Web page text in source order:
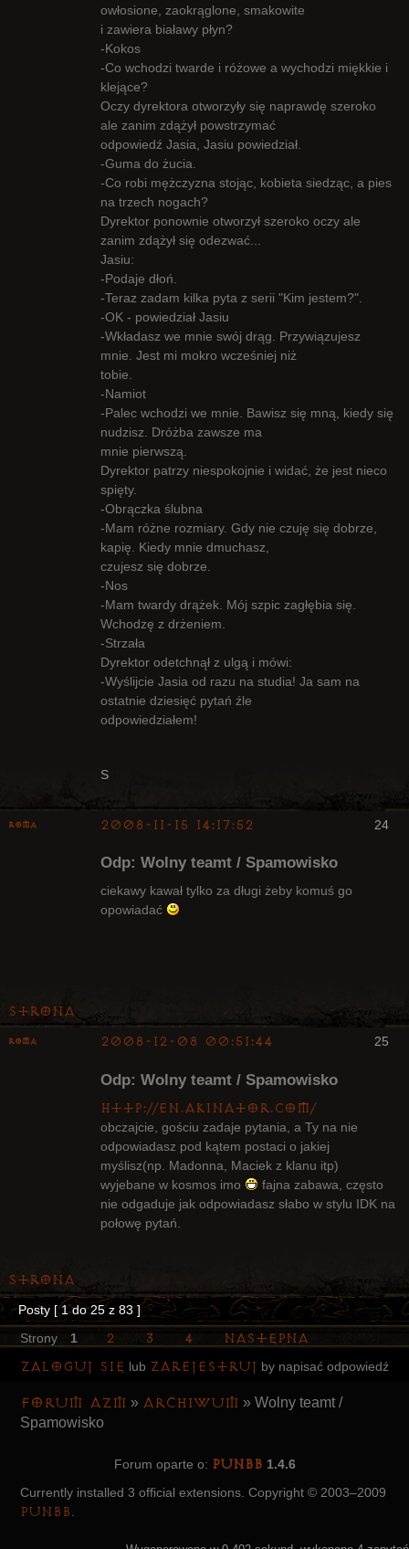
owłosione, zaokrąglone, smakowite
i zawiera białawy płyn?
-Kokos
-Co wchodzi twarde i różowe a wychodzi miękkie i
klejące?
Oczy dyrektora otworzyły się naprawdę szeroko
ale zanim zdążył powstrzymać
odpowiedź Jasia, Jasiu powiedział.
-Guma do żucia.
-Co robi mężczyzna stojąc, kobieta siedząc, a pies
na trzech nogach?
Dyrektor ponownie otworzył szeroko oczy ale
zanim zdążył się odezwać...
Jasiu:
-Podaje dłoń.
-Teraz zadam kilka pyta z serii "Kim jestem?".
-OK - powiedział Jasiu
-Wkładasz we mnie swój drąg. Przywiązujesz
mnie. Jest mi mokro wcześniej niż
tobie.
-Namiot
-Palec wchodzi we mnie. Bawisz się mną, kiedy się
nudzisz. Dróżba zawsze ma
mnie pierwszą.
Dyrektor patrzy niespokojnie i widać, że jest nieco
spięty.
-Obrączka ślubna
-Mam różne rozmiary. Gdy nie czuję się dobrze,
kapię. Kiedy mnie dmuchasz,
czujesz się dobrze.
-Nos
-Mam twardy drążek. Mój szpic zagłębia się.
Wchodzę z drżeniem.
-Strzała
Dyrektor odetchnął z ulgą i mówi:
-Wyślijcie Jasia od razu na studia! Ja sam na
ostatnie dziesięć pytań źle
odpowiedziałem!
S
24
Roma 2008-11-15 14:17:52
Odp: Wolny teamt / Spamowisko
ciekawy kawał tylko za długi żeby komuś go
opowiadać
Strona
25
Roma 2008-12-08 00:51:44
Odp: Wolny teamt / Spamowisko
http://en.akinator.com/
obczajcie, gościu zadaje pytania, a Ty na nie
odpowiadasz pod kątem postaci o jakiej
myślisz(np. Madonna, Maciek z klanu itp)
wyjebane w kosmos imo
fajna zabawa, często
nie odgaduje jak odpowiadasz słabo w stylu IDK na
połowę pytań.
Strona
Posty [ 1 do 25 z 83 ]
Strony
1 2 3 4
Następna
Zaloguj się lub zarejestruj by napisać odpowiedź
Forum AZM » Archiwum »Wolny teamt /
Spamowisko
Forum oparte o: PunBB 1.4.6
Currently installed 3 official extensions. Copyright © 2003–2009
PunBB.